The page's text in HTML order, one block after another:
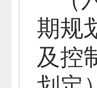
期规
及控